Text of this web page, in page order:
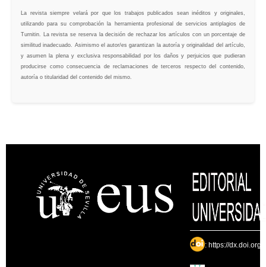
La revista siempre velará por que los trabajos publicados sean inéditos y originales,
utilizando para su comprobación la herramienta profesional de servicios antiplagios de
Turnitin. La revista se reserva la decisión de rechazar los artículos con un porcentaje de
similitud inadecuado. Asimismo el autor/es garantizan la autoría y originalidad del artículo,
y asumen la plena y exclusiva responsabilidad por los daños y perjuicios que pudieran
producirse como consecuencia de reclamaciones de terceros respecto del contenido,
autoría o titularidad del contenido del mismo.
: https://dx.doi.org/